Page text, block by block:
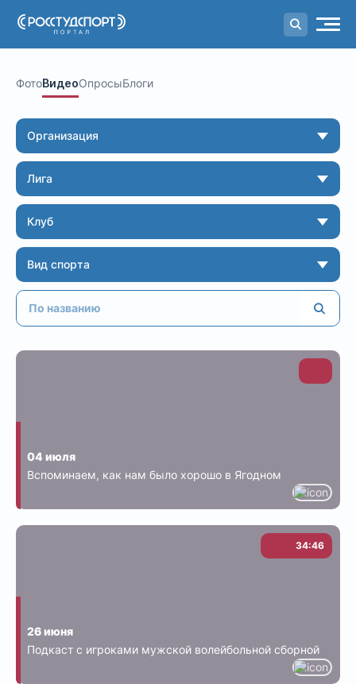
Порталстуденческого спорта
ФотоВидеоОпросыБлоги
Организация
Лига
Клуб
Вид спорта
04 июля
Вспоминаем, как нам было хорошо в Ягодном
26 июня
Подкаст с игроками мужской волейбольной сборной
34:46